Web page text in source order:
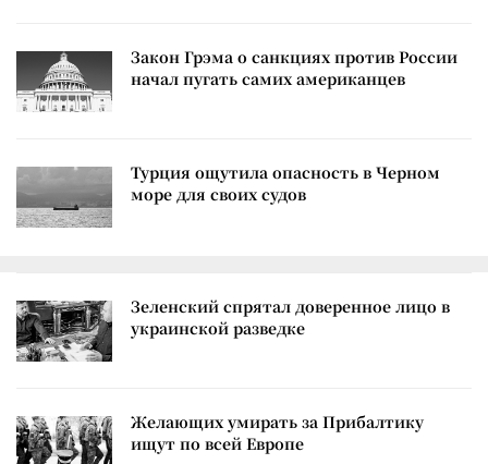
Закон Грэма о санкциях против России
начал пугать самих американцев
Турция ощутила опасность в Черном
море для своих судов
Зеленский спрятал доверенное лицо в
украинской разведке
Желающих умирать за Прибалтику
ищут по всей Европе